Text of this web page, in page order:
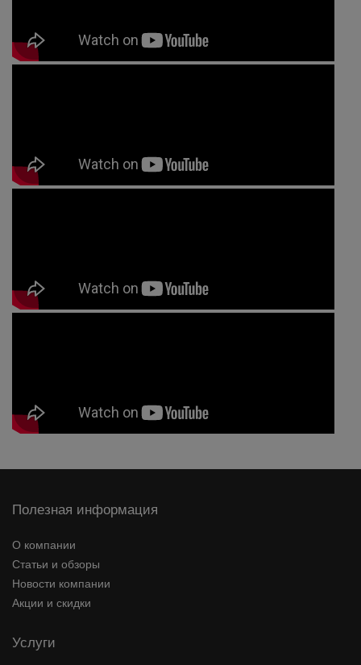
Полезная информация
О компании
Статьи и обзоры
Новости компании
Акции и скидки
Услуги